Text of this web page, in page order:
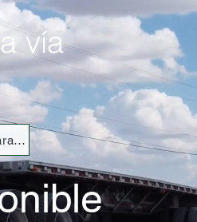
vía
Obtenga preparación para el permiso